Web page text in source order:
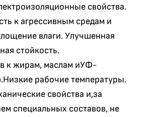
свойства.
к агрессивным средам и
влаги. Улучшенная
стойкость.
к жирам, маслам иУФ-
рабочие температуры.
свойства и,за
специальных составов, не